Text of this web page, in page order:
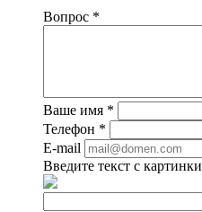
Вопрос *
Ваше имя *
Телефон *
E-mail
Введите текст с картинки